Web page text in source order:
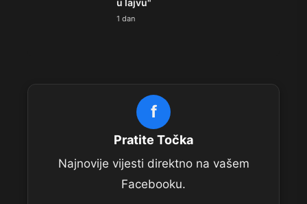
u lajvu"
1 dan
f
Pratite Točka
Najnovije vijesti direktno na vašem
Facebooku.